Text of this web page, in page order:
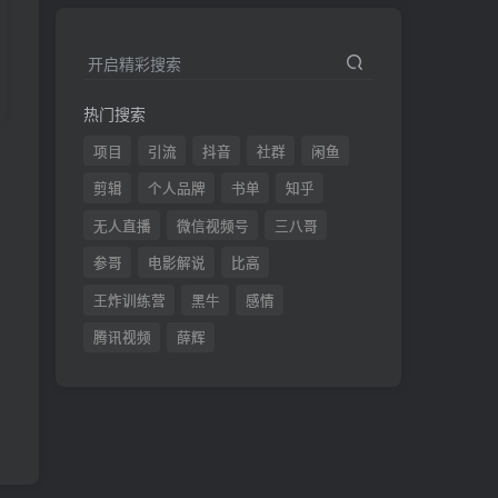
开启精彩搜索
热门搜索
项目 引流 抖音 社群
闲鱼
剪辑
个人品牌 书单
知乎
无人直播
微信视频号
三八哥
参哥
电影解说
比高
王炸训练营
黑牛
感情
腾讯视频
薛辉